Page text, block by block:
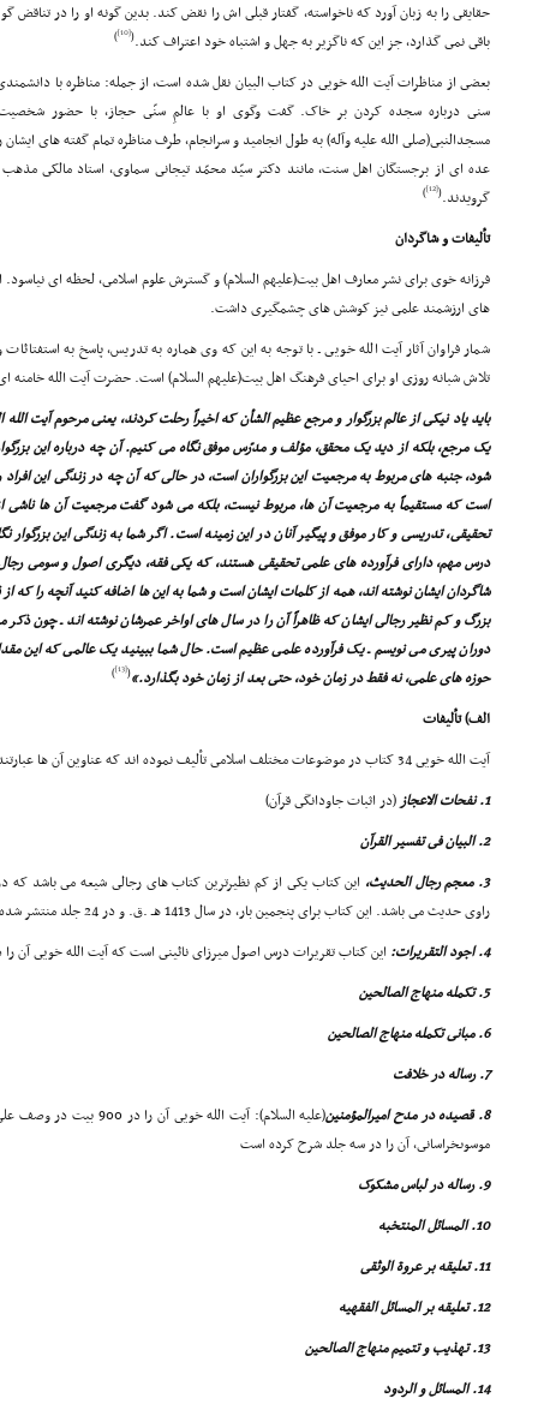
حقایقى را به زبان آورد که ناخواسته، گفتار قبلى اش را نقض کند. بدین گونه او را در
باقى نمى گذارد، جز این که ناگزیر به جهل و اشتباه خود اعتراف کند.(
[10]
)
بعضى از مناظرات آیت الله خویى در کتاب البیان نقل شده است، از جمله: مناظره با
مسجدالنبى(صلى الله علیه وآله) به طول انجامید و سرانجام، طرف مناظره تمام گفته هاى ایشان
عده اى از برجستگان اهل سنت، مانند دکتر سیّد محمّد تیجانى سماوى، استاد مالکى
گرویدند.(
[12]
)
تألیفات و شاگردان
فرزانه خوى براى نشر معارف اهل بیت(علیهم السلام) و گسترش علوم اسلامى، لحظه اى نیاسود.
هاى ارزشمند علمى نیز کوشش هاى چشمگیرى داشت.
شمار فراوان آثار آیت الله خویى ـ با توجه به این که وى هماره به تدریس، پاسخ به
تلاش شبانه روزى او براى احیاى فرهنگ اهل بیت(علیهم السلام) است. حضرت آیت الله خامنه
باید یاد نیکى از عالم بزرگوار و مرجع عظیم الشأن که اخیراً رحلت کردند، یعنى مرحوم آیت
یک مرجع، بلکه از دید یک محقق، مؤلف و مدرّس موفق نگاه مى کنیم. آن چه درباره این
شود، جنبه هاى مربوط به مرجعیت این بزرگواران است، در حالى که آن چه در زندگى این
است که مستقیماً به مرجعیت آن ها، مربوط نیست، بلکه مى شود گفت مرجعیت آن ها
تحقیقى، تدریسى و کار موفق و پیگیر آنان در این زمینه است. اگر شما به زندگى این
درس مهم، داراى فرآورده هاى علمى تحقیقى هستند، که یکى فقه، دیگرى اصول و سومى
شاگردان ایشان نوشته اند، همه از کلمات ایشان است و شما به این ها اضافه کنید آنچه را
بزرگ و کم نظیر رجالى ایشان که ظاهراً آن را در سال هاى اواخر عمرشان نوشته اند ـ چون ذکر
دوران پیرى مى نویسم ـ یک فرآورده علمى عظیم است. حال شما ببینید یک عالمى که این
حوزه هاى علمى، نه فقط در زمان خود، حتى بعد از زمان خود بگذارد.»(
[13]
)
الف) تألیفات
آیت الله خویى 34 کتاب در موضوعات مختلف اسلامى تألیف نموده اند که عناوین آن ها عبارتند از:
1. نفحات الاعجاز
(در اثبات جاودانگى قرآن)
2. البیان فى تفسیر القرآن
3. معجم رجال الحدیث،
راوى حدیث مى باشد. این کتاب براى پنجمین بار، در سال 1413 هـ .ق. و در 24 جلد منتشر شده است
4. اجود التقریرات:
این کتاب تقریرات درس اصول میرزاى نائینى است که آیت الله خویى آن را در 31 سالگى
5. تکمله منهاج الصالحین
6. مبانى تکمله منهاج الصالحین
7. رساله در خلافت
8. قصیده در مدح امیرالمؤمنین
(علیه السلام): آیت الله
موسوىخراسانى، آن را در سه جلد شرح کرده است
9. رساله در لباس مشکوک
10. المسائل المنتخبه
11. تعلیقه بر عروة الوثقى
12. تعلیقه بر المسائل الفقهیه
13. تهذیب و تتمیم منهاج الصالحین
14. المسائل و الردود